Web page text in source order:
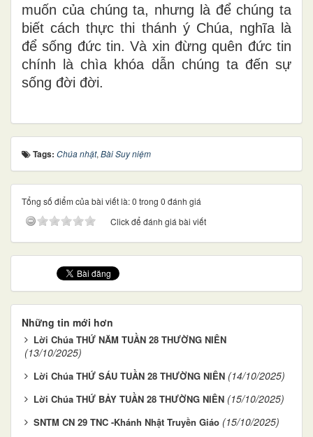
muốn của chúng ta, nhưng là để chúng ta
biết cách thực thi thánh ý Chúa, nghĩa là
để sống đức tin. Và xin đừng quên đức tin
chính là chìa khóa dẫn chúng ta đến sự
sống đời đời.
Tags: Chúa nhật, Bài Suy niệm
Tổng số điểm của bài viết là: 0 trong 0 đánh giá
Click để đánh giá bài viết
Những tin mới hơn
Lời Chúa THỨ NĂM TUẦN 28 THƯỜNG NIÊN
(13/10/2025)
Lời Chúa THỨ SÁU TUẦN 28 THƯỜNG NIÊN (14/10/2025)
Lời Chúa THỨ BẢY TUẦN 28 THƯỜNG NIÊN (15/10/2025)
SNTM CN 29 TNC -Khánh Nhật Truyền Giáo (15/10/2025)